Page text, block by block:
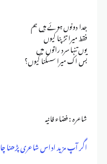
جدا دونوں ہوئے ہیں ہم
فقط میرا تڑپنا کیوں
یوں تنہا سرد راتوں میں
بس اک میرا سسکنا کیوں؟
شاعرہ : فضاء فانیہ
اگر آپ مزید اداس شاعری پڑھنا